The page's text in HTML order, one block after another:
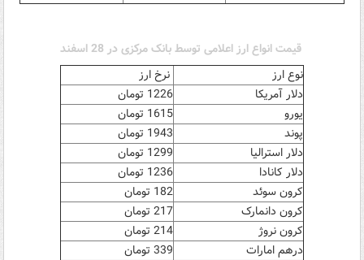
قیمت انواع ارز اعلامی توسط بانک مرکزی در 28 اسفند
نوع ارز
نرخ ارز
دلار آمریکا
1226 تومان
یورو
1615 تومان
پوند
1943 تومان
دلار استرالیا
1299 تومان
دلار کانادا
1236 تومان
کرون سوئد
182 تومان
کرون دانمارک
217 تومان
کرون نروژ
214 تومان
درهم امارات
339 تومان